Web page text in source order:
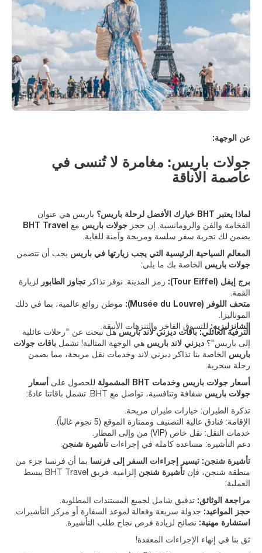
عن الوجهة:
جولات باريس: مغامرة لا تُنسى في
عاصمة الأناقة
لماذا يعتبر BHT خيارك الأفضل لرحلة باريس؟
باريس هي عنوان
الفخامة والفن والرومانسية. إن حجز جولات باريس مع BHT Travel
يضمن لك تجربة سفر سلسة ومريحة وآمنة للغاية.
المعالم السياحية الرئيسية التي يجب زيارتها في باريس يجب أن تتضمن
جولات باريس الخاصة بك ما يلي:
برج إيفل (Tour Eiffel): رمز المدينة. نوفر تذاكر تجاوز الطابور لزيارة
القمة.
متحف اللوفر (Musée du Louvre):
موطن روائع عالمية، بما في ذلك
الموناليزا.
الشانزليزيه:للتسوق الفاخر والتنزهات الأنيقة.
الترفيه العائلي: باقات ديزني لاند باريس هل تبحث عن "رحلات عائلية
إلى باريس"؟ ديزني لاند باريس هي الوجهة المثالية! تشمل باقات جولات
باريس الخاصة بنا تذاكر ديزني لاند وخدمات نقل مريحة، مما يضمن
رحلة سحرية.
أسعار جولات باريس وخدمات BHT المشمولة للحصول على أسعار
جولات باريس شفافة وتنافسية، تواصل مع BHT. تشمل باقاتنا عادةً:
تذكرة الطيران: خيارات طيران مريحة.
الإقامة: فنادق عالية التصنيف وممتازة الموقع (5 نجوم غالباً).
خدمات النقل: نقل خاص (VIP) من وإلى المطار.
دعم التأشيرة: مساعدة كاملة في إجراءات تأشيرة شنجن.
تأشيرة شنجن: تيسير إجراءات السفر إلى فرنسا بما أن فرنسا جزء من
منطقة شنجن، فإن تأشيرة شنجن
إلزامية. فريق BHT Travel يبسط
العملية:
مراجعة الوثائق: تدقيق شامل لجميع المستندات المطلوبة.
حجز المواعيد: جدولة سريعة وفعالة لموعد السفارة أو مركز التأشيرات.
استشارة مهنية: نصائح لزيادة فرص نجاح طلب التأشيرة.
ثق بنا في إنهاء الإجراءات المعقدة!